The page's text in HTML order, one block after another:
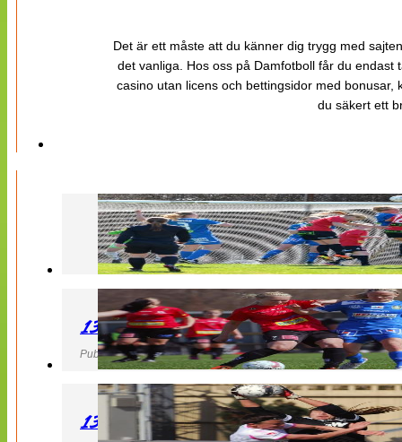
Det är ett måste att du känner dig trygg med
det vanliga. Hos oss på Damfotboll får du
casino utan licens och bettingsidor med
du säkert ett
130427 LB 07 – QBIK
Publicerad 27 April 2013, 22:40
130427 IF Limhamn Bunkeflo – QBIK